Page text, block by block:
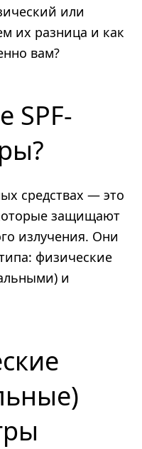
или
их разница и как
вам?
SPF-
средствах — это
защищают
излучения. Они
физические
и